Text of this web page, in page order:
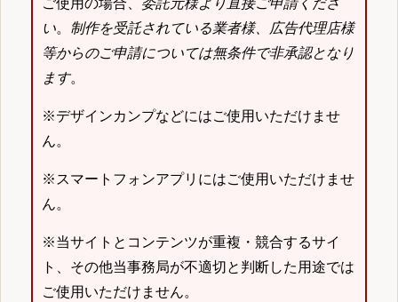
ご使用の場合、 委託元様より直接ご申請くださ
い。 制作を受託されている業者様、広告代理店様
等からのご申請については無条件で非承認となり
ます。
※デザインカンプなどにはご使用いただけませ
ん。
※スマートフォンアプリにはご使用いただけませ
ん。
※当サイトとコンテンツが重複・競合するサイ
ト、その他当事務局が不適切と判断した用途では
ご使用いただけません。